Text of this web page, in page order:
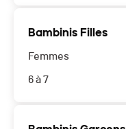
Bambinis Filles
Femmes
6 à 7